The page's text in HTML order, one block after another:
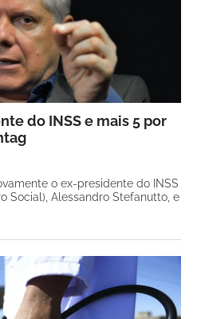
do INSS e mais 5 por
o ex-presidente do INSS
Social), Alessandro Stefanutto, e